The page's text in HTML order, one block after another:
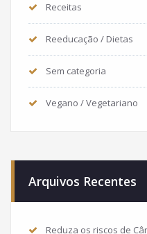
Receitas
Reeducação / Dietas
Sem categoria
Vegano / Vegetariano
Arquivos Recentes
Reduza os riscos de